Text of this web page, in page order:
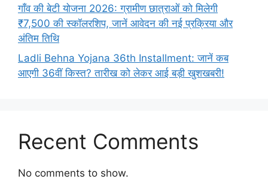
गाँव की बेटी योजना 2026: ग्रामीण छात्राओं को मिलेगी
₹7,500 की स्कॉलरशिप, जानें आवेदन की नई प्रक्रिया और
अंतिम तिथि
Ladli Behna Yojana 36th Installment: जानें कब
आएगी 36वीं किस्त? तारीख को लेकर आई बड़ी खुशखबरी!
Recent Comments
No comments to show.